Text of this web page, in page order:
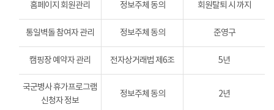
홈페이지 회원관리 정보주체 동의 회원탈퇴 시 까지
통일벽돌 참여자 관리 정보주체 동의 준영구
캠핑장 예약자 관리 전자상거래법 제6조 5년
국군병사 휴가프로그램
신청자 정보
정보주체 동의 2년